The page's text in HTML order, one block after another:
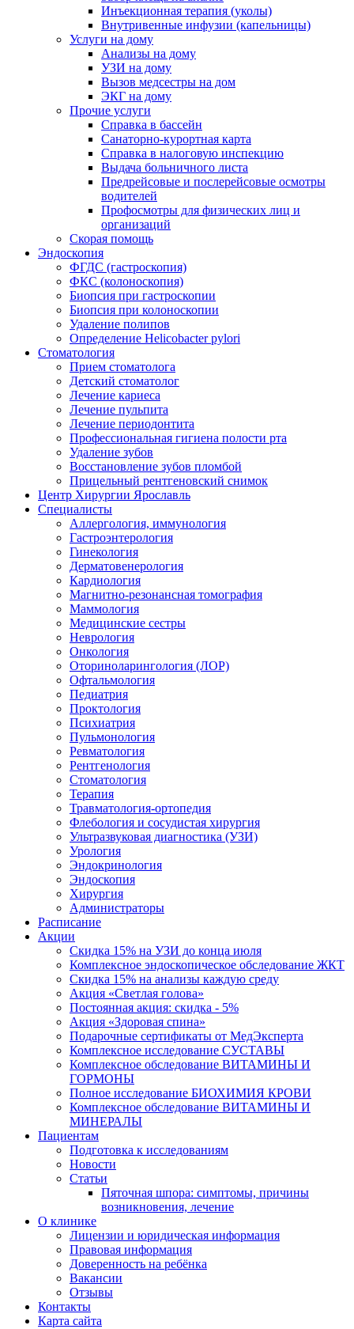
Инъекционная терапия (уколы)
Внутривенные инфузии (капельницы)
Услуги на дому
Анализы на дому
УЗИ на дому
Вызов медсестры на дом
ЭКГ на дому
Прочие услуги
Справка в бассейн
Санаторно-курортная карта
Справка в налоговую инспекцию
Выдача больничного листа
Предрейсовые и послерейсовые осмотры
водителей
Профосмотры для физических лиц и
организаций
Скорая помощь
Эндоскопия
ФГДС (гастроскопия)
ФКС (колоноскопия)
Биопсия при гастроскопии
Биопсия при колоноскопии
Удаление полипов
Определение Helicobacter pylori
Стоматология
Прием стоматолога
Детский стоматолог
Лечение кариеса
Лечение пульпита
Лечение периодонтита
Профессиональная гигиена полости рта
Удаление зубов
Восстановление зубов пломбой
Прицельный рентгеновский снимок
Центр Хирургии Ярославль
Специалисты
Аллергология, иммунология
Гастроэнтерология
Гинекология
Дерматовенерология
Кардиология
Магнитно-резонансная томография
Маммология
Медицинские сестры
Неврология
Онкология
Оториноларингология (ЛОР)
Офтальмология
Педиатрия
Проктология
Психиатрия
Пульмонология
Ревматология
Рентгенология
Стоматология
Терапия
Травматология-ортопедия
Флебология и сосудистая хирургия
Ультразвуковая диагностика (УЗИ)
Урология
Эндокринология
Эндоскопия
Хирургия
Администраторы
Расписание
Акции
Скидка 15% на УЗИ до конца июля
Комплексное эндоскопическое обследование ЖКТ
Скидка 15% на анализы каждую среду
Акция «Светлая голова»
Постоянная акция: скидка - 5%
Акция «Здоровая спина»
Подарочные сертификаты от МедЭксперта
Комплексное исследование СУСТАВЫ
Комплексное обследование ВИТАМИНЫ И
ГОРМОНЫ
Полное исследование БИОХИМИЯ КРОВИ
Комплексное обследование ВИТАМИНЫ И
МИНЕРАЛЫ
Пациентам
Подготовка к исследованиям
Новости
Статьи
Пяточная шпора: симптомы, причины
возникновения, лечение
О клинике
Лицензии и юридическая информация
Правовая информация
Доверенность на ребёнка
Вакансии
Отзывы
Контакты
Карта сайта